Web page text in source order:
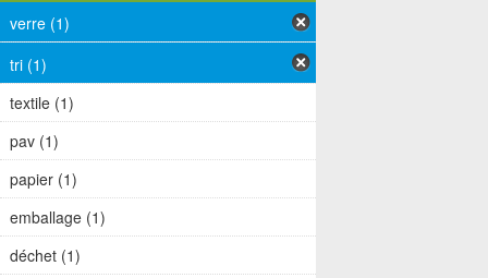
verre (1)
tri (1)
textile (1)
pav (1)
papier (1)
emballage (1)
déchet (1)